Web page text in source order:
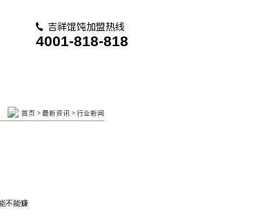
吉祥馄饨加盟热线
4001-818-818
首页 >最新资讯 >行业新闻
不能赚